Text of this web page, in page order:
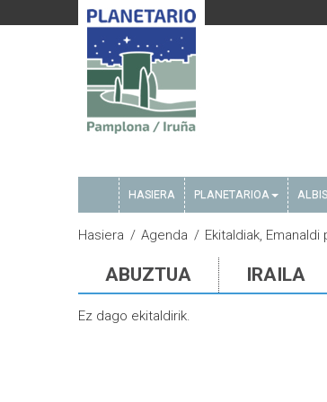
HASIERA PLANETARIOA
Hasiera Agenda Ekitaldiak,
ABUZTUA IRAILA
Ez dago ekitaldirik.